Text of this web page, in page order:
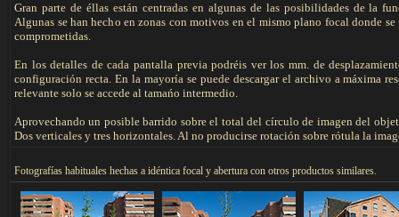
Gran parte de éllas están centradas en algunas de las posibilidades de la
Algunas se han hecho en zonas con motivos en el mismo plano focal donde
comprometidas.
En los detalles de cada pantalla previa podréis ver los mm. de
configuración recta. En la mayoría se puede descargar el archivo a máxima
relevante solo se accede al tamańo intermedio.
Aprovechando un posible barrido sobre el total del círculo de imagen del
Dos verticales y tres horizontales. Al no producirse rotación sobre rótula la
Fotografías habituales hechas a idéntica focal y abertura con otros productos similares.